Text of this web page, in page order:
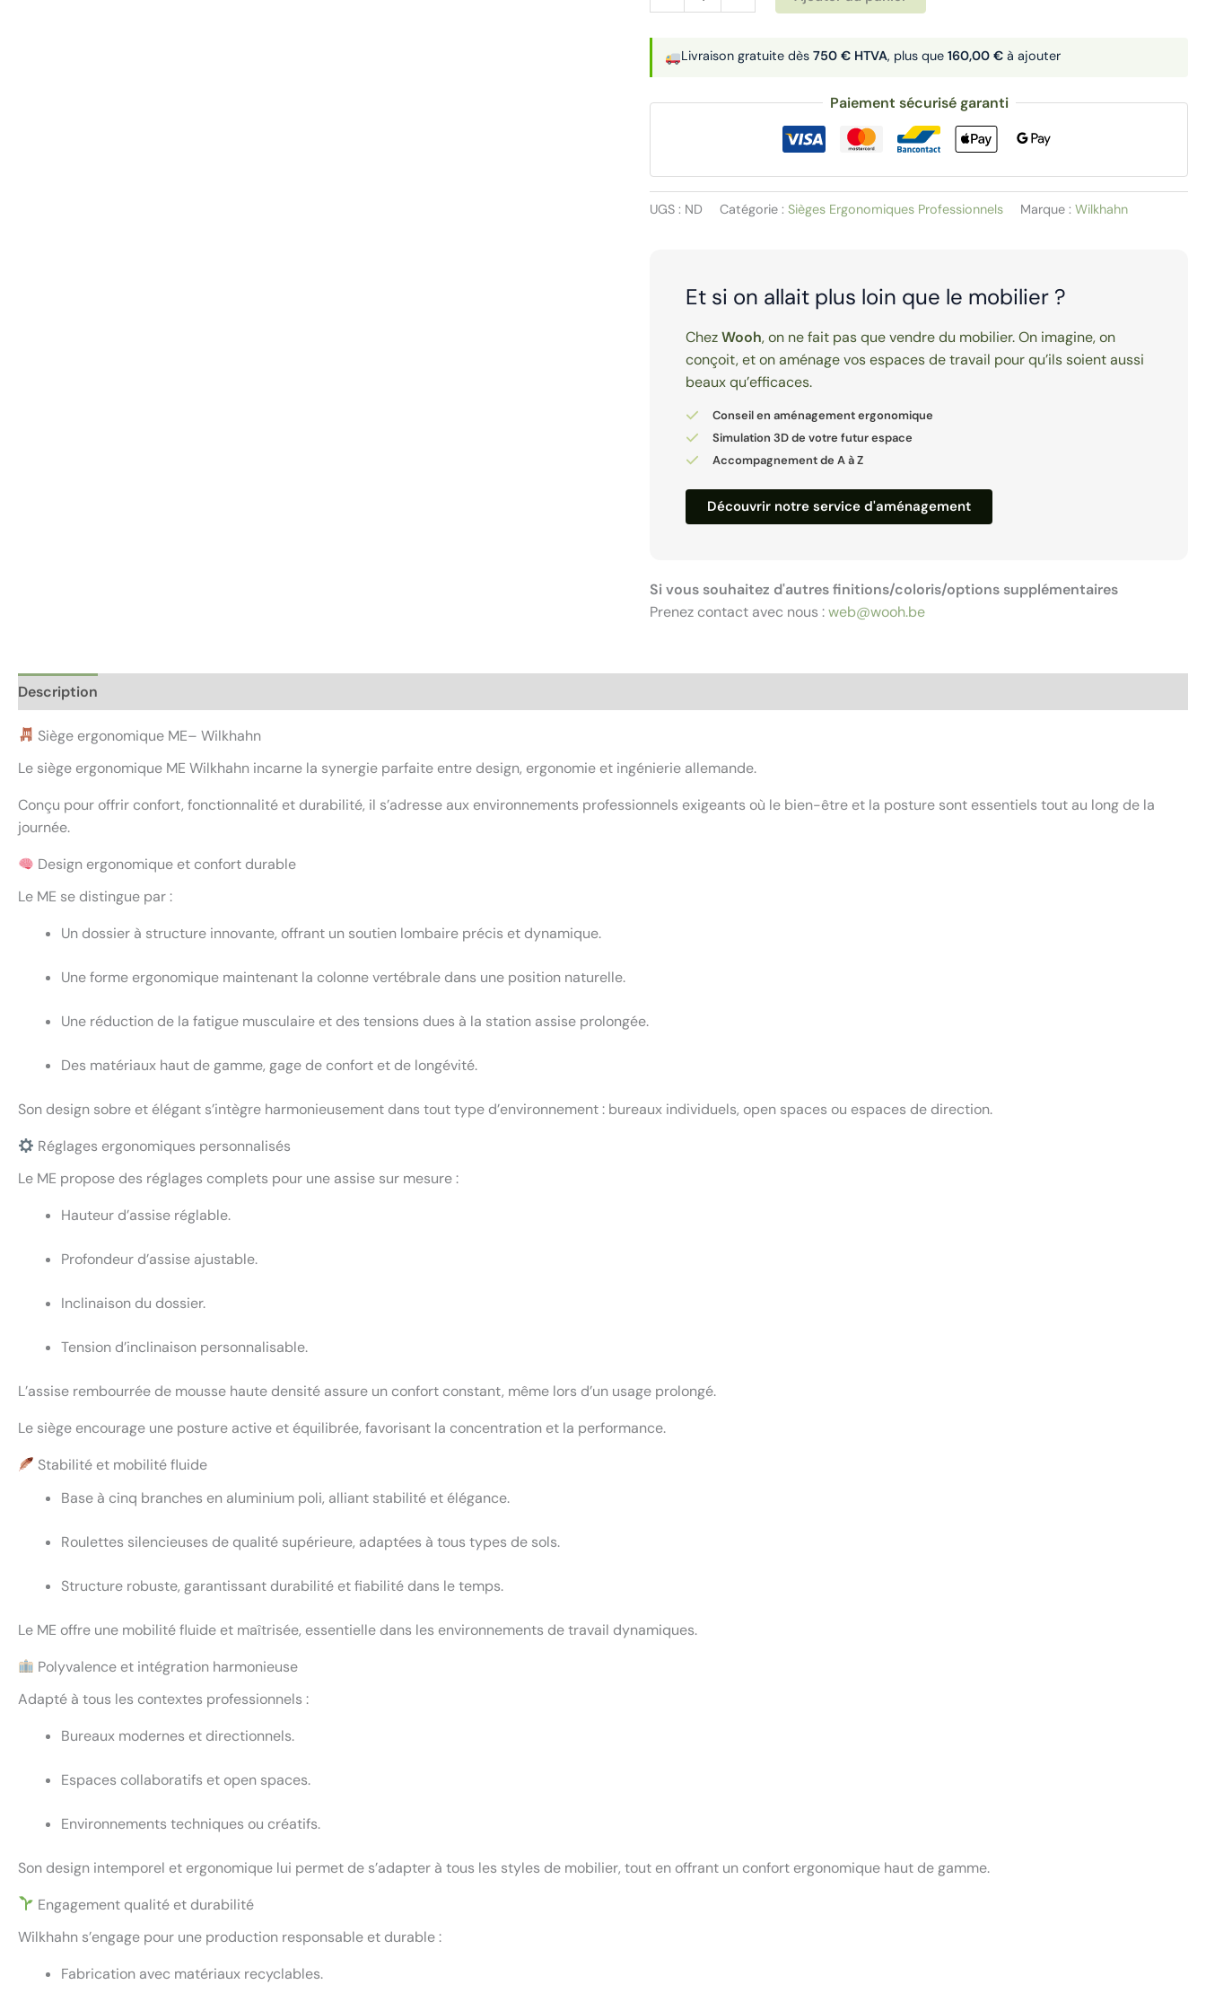
de
Siège
ergonomique
|
ME
Paiement sécurisé garanti
UGS : ND Catégorie :Sièges Ergonomiques Professionnels Marque :Wilkhahn
Livraison gratuite dès750 € HTVA, plus que160,00 € à ajouter
Et si on allait plus loin que le mobilier ?
ChezWooh, on ne fait pas que vendre du mobilier. On imagine, on
conçoit, et on aménage vos espaces de travail pour qu’ils soient aussi
beaux qu’efficaces.
Conseil en aménagement ergonomique
Simulation 3D de votre futur espace
Accompagnement de A à Z
Découvrir notre service d'aménagement
Si vous souhaitez d'autres finitions/coloris/options supplémentaires
Prenez contact avec nous :web@wooh.be
Description
Siège ergonomique ME– Wilkhahn
Le siège ergonomique ME Wilkhahn incarne la synergie parfaite entre design, ergonomie et ingénierie allemande.
Conçu pour offrir confort, fonctionnalité et durabilité, il s’adresse aux environnements professionnels exigeants où le bien-être et la posture sont essentiels tout au long de la
journée.
Design ergonomique et confort durable
Le ME se distingue par :
Un dossier à structure innovante, offrant un soutien lombaire précis et dynamique.
Une forme ergonomique maintenant la colonne vertébrale dans une position naturelle.
Une réduction de la fatigue musculaire et des tensions dues à la station assise prolongée.
Des matériaux haut de gamme, gage de confort et de longévité.
Son design sobre et élégant s’intègre harmonieusement dans tout type d’environnement : bureaux individuels, open spaces ou espaces de direction.
Réglages ergonomiques personnalisés
Le ME propose des réglages complets pour une assise sur mesure :
Hauteur d’assise réglable.
Profondeur d’assise ajustable.
Inclinaison du dossier.
Tension d’inclinaison personnalisable.
L’assise rembourrée de mousse haute densité assure un confort constant, même lors d’un usage prolongé.
Le siège encourage une posture active et équilibrée, favorisant la concentration et la performance.
Stabilité et mobilité fluide
Base à cinq branches en aluminium poli, alliant stabilité et élégance.
Roulettes silencieuses de qualité supérieure, adaptées à tous types de sols.
Structure robuste, garantissant durabilité et fiabilité dans le temps.
Le ME offre une mobilité fluide et maîtrisée, essentielle dans les environnements de travail dynamiques.
Polyvalence et intégration harmonieuse
Adapté à tous les contextes professionnels :
Bureaux modernes et directionnels.
Espaces collaboratifs et open spaces.
Environnements techniques ou créatifs.
Son design intemporel et ergonomique lui permet de s’adapter à tous les styles de mobilier, tout en offrant un confort ergonomique haut de gamme.
Engagement qualité et durabilité
Wilkhahn s’engage pour une production responsable et durable :
Fabrication avec matériaux recyclables.